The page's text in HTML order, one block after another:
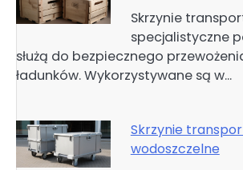
Skrzynie
specjalistyczne
służą do bezpiecznego
ładunków. Wykorzystywane są w…
Skrzynie
wodoszczelne